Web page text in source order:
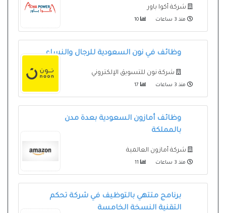
شركة أكوا باور
منذ 3 ساعات
وظائف في نون السعودية للرجال والنساء
شركة نون للتسويق الإلكتروني
منذ 3 ساعات
وظائف أمازون السعودية بعدة مدن
بالمملكة
شركة أمازون العالمية
منذ 3 ساعات
برنامج متتهي بالتوظيف في شركة تحكم
التقنية النسخة الخامسة